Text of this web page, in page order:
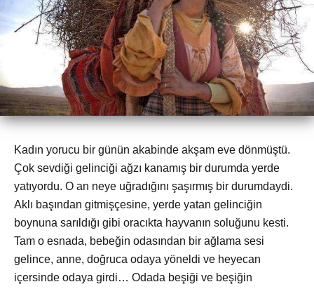
Kadın yorucu bir günün akabinde akşam eve dönmüştü.
Çok sevdiği gelinciği ağzı kanamış bir durumda yerde
yatıyordu. O an neye uğradığını şaşırmış bir durumdaydi.
Aklı başından gitmişçesine, yerde yatan gelinciğin
boynuna sarıldığı gibi oracıkta hayvanın soluğunu kesti.
Tam o esnada, bebeğin odasından bir ağlama sesi
gelince, anne, doğruca odaya yöneldi ve heyecan
içersinde odaya girdi… Odada beşiği ve beşiğin